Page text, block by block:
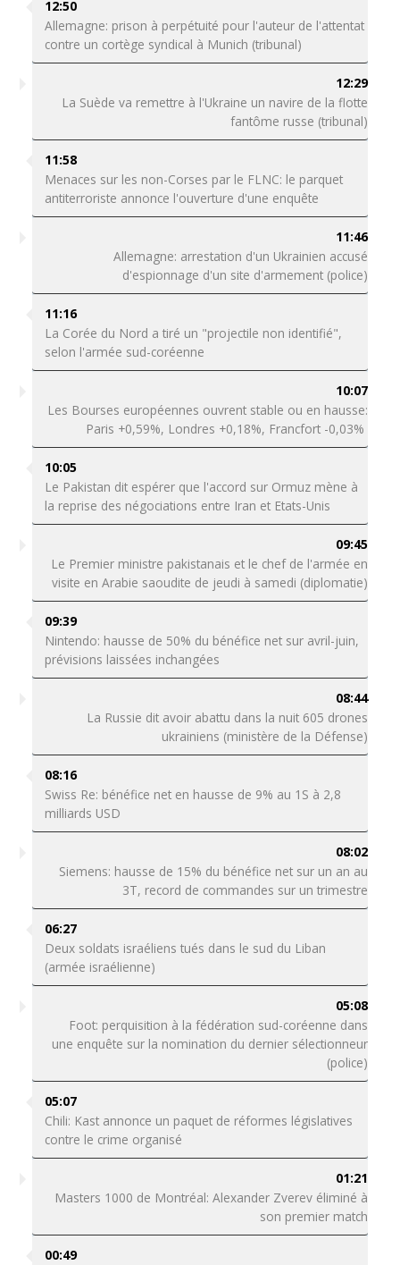
12:50
Allemagne: prison à perpétuité pour l'auteur de l'attentat
contre un cortège syndical à Munich (tribunal)
12:29
La Suède va remettre à l'Ukraine un navire de la flotte
fantôme russe (tribunal)
11:58
Menaces sur les non-Corses par le FLNC: le parquet
antiterroriste annonce l'ouverture d'une enquête
11:46
Allemagne: arrestation d'un Ukrainien accusé
d'espionnage d'un site d'armement (police)
11:16
La Corée du Nord a tiré un "projectile non identifié",
selon l'armée sud-coréenne
10:07
Les Bourses européennes ouvrent stable ou en hausse:
Paris +0,59%, Londres +0,18%, Francfort -0,03%
10:05
Le Pakistan dit espérer que l'accord sur Ormuz mène à
la reprise des négociations entre Iran et Etats-Unis
09:45
Le Premier ministre pakistanais et le chef de l'armée en
visite en Arabie saoudite de jeudi à samedi (diplomatie)
09:39
Nintendo: hausse de 50% du bénéfice net sur avril-juin,
prévisions laissées inchangées
08:44
La Russie dit avoir abattu dans la nuit 605 drones
ukrainiens (ministère de la Défense)
08:16
Swiss Re: bénéfice net en hausse de 9% au 1S à 2,8
milliards USD
08:02
Siemens: hausse de 15% du bénéfice net sur un an au
3T, record de commandes sur un trimestre
06:27
Deux soldats israéliens tués dans le sud du Liban
(armée israélienne)
05:08
Foot: perquisition à la fédération sud-coréenne dans
une enquête sur la nomination du dernier sélectionneur
(police)
05:07
Chili: Kast annonce un paquet de réformes législatives
contre le crime organisé
01:21
Masters 1000 de Montréal: Alexander Zverev éliminé à
son premier match
00:49